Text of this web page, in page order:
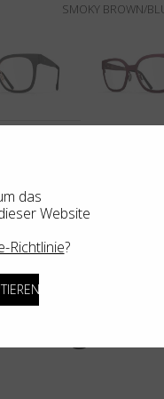
SMOKY BROWN/
das
Website
Richtlinie?